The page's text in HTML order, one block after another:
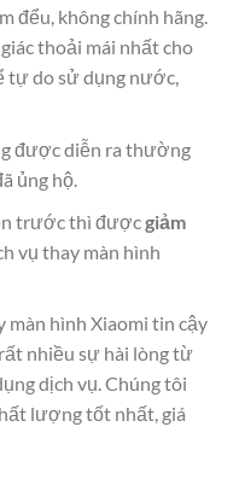
đểu, không chính hãng.
thoải mái nhất cho
tự do sử dụng nước,
được diễn ra thường
ủng hộ.
trước thì đượcgiảm
vụ thay màn hình
màn hình Xiaomi tin cậy
nhiều sự hài lòng từ
dịch vụ. Chúng tôi
lượng tốt nhất, giá